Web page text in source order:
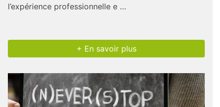
l’expérience professionnelle e …
+ En savoir plus